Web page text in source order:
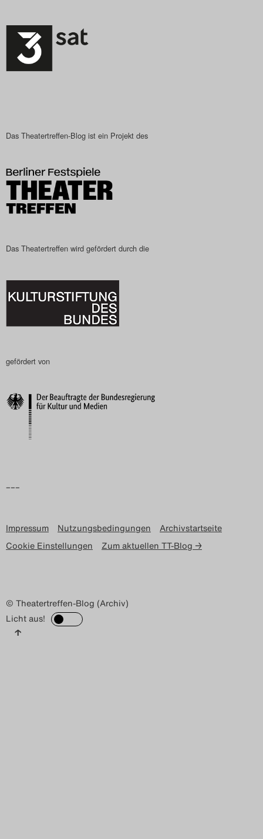
Das Theatertreffen-Blog ist ein Projekt des
Das Theatertreffen wird gefördert durch die
gefördert von
–––
Impressum Nutzungsbedingungen
Archivstartseite
Cookie Einstellungen
Zum aktuellen TT-Blog →
© Theatertreffen-Blog (Archiv)
Licht aus!
↑